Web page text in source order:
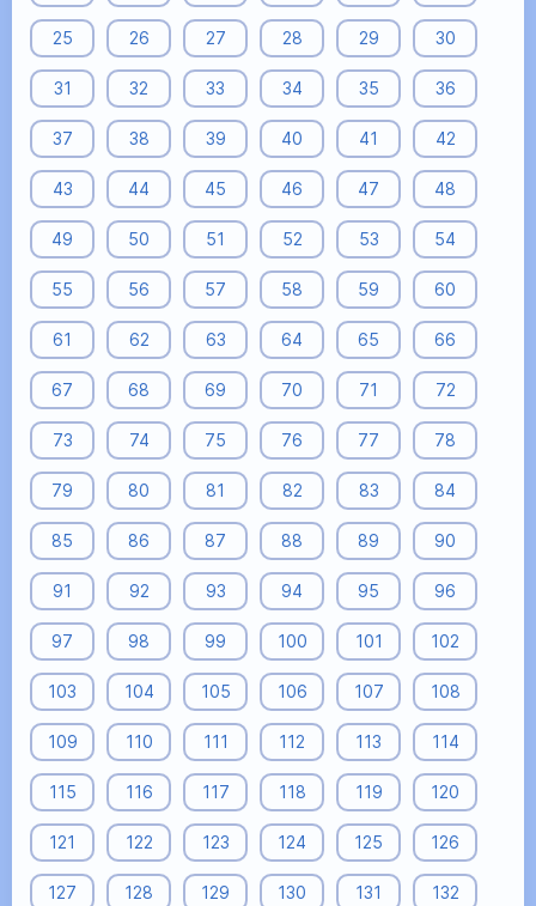
25 26 27 28 29 30
31 32 33 34 35 36
37 38 39 40 41 42
43 44 45 46 47 48
49 50 51 52 53 54
55 56 57 58 59 60
61 62 63 64 65 66
67 68 69 70 71 72
73 74 75 76 77 78
79 80 81 82 83 84
85 86 87 88 89 90
91 92 93 94 95 96
97 98 99 100 101 102
103 104 105 106 107 108
109 110 111 112 113 114
115 116 117 118 119 120
121 122 123 124 125 126
127 128 129 130 131 132